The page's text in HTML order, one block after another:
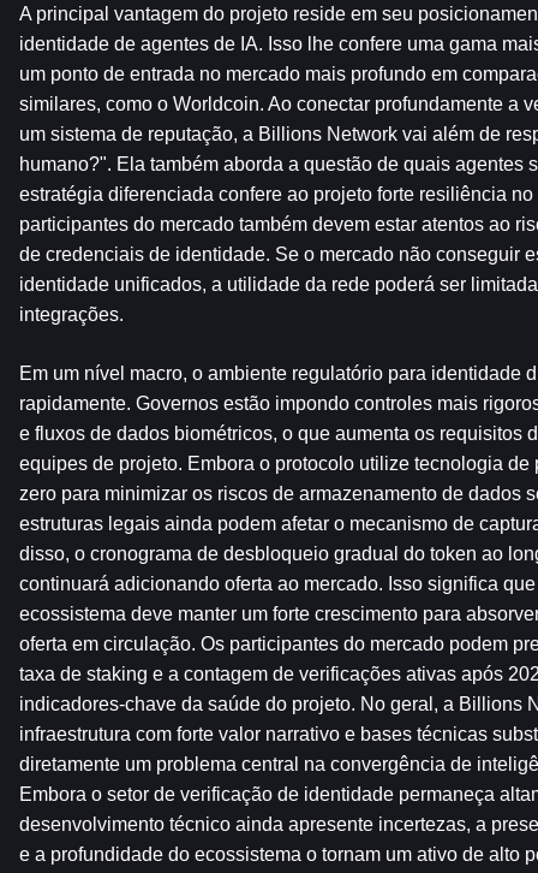
A principal vantagem do projeto reside em seu
identidade de agentes de IA. Isso lhe confere uma gama
um ponto de entrada no mercado mais profundo em
similares, como o Worldcoin. Ao conectar profundamente a
um sistema de reputação, a Billions Network vai além de
humano?". Ela também aborda a questão de quais agentes
estratégia diferenciada confere ao projeto forte resiliência
participantes do mercado também devem estar atentos ao
de credenciais de identidade. Se o mercado não conseguir
identidade unificados, a utilidade da rede poderá ser
integrações.
Em um nível macro, o ambiente regulatório para identidade
rapidamente. Governos estão impondo controles mais
e fluxos de dados biométricos, o que aumenta os requisitos
equipes de projeto. Embora o protocolo utilize tecnologia de
zero para minimizar os riscos de armazenamento de dados
estruturas legais ainda podem afetar o mecanismo de
disso, o cronograma de desbloqueio gradual do token ao
continuará adicionando oferta ao mercado. Isso significa
ecossistema deve manter um forte crescimento para
oferta em circulação. Os participantes do mercado podem
taxa de staking e a contagem de verificações ativas após
indicadores-chave da saúde do projeto. No geral, a Billions
infraestrutura com forte valor narrativo e bases técnicas
diretamente um problema central na convergência de
Embora o setor de verificação de identidade permaneça
desenvolvimento técnico ainda apresente incertezas, a
e a profundidade do ecossistema o tornam um ativo de alto